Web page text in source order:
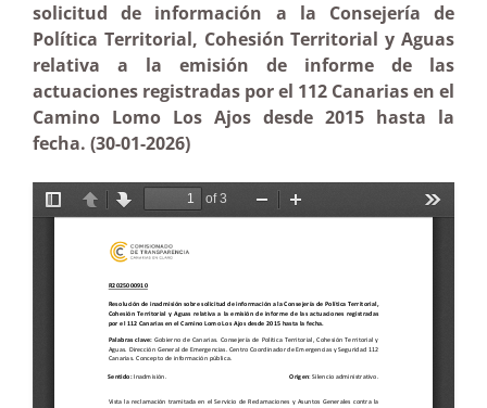
solicitud de información a la Consejería de
Política Territorial, Cohesión Territorial y Aguas
relativa a la emisión de informe de las
actuaciones registradas por el 112 Canarias en el
Camino Lomo Los Ajos desde 2015 hasta la
fecha. (30-01-2026)